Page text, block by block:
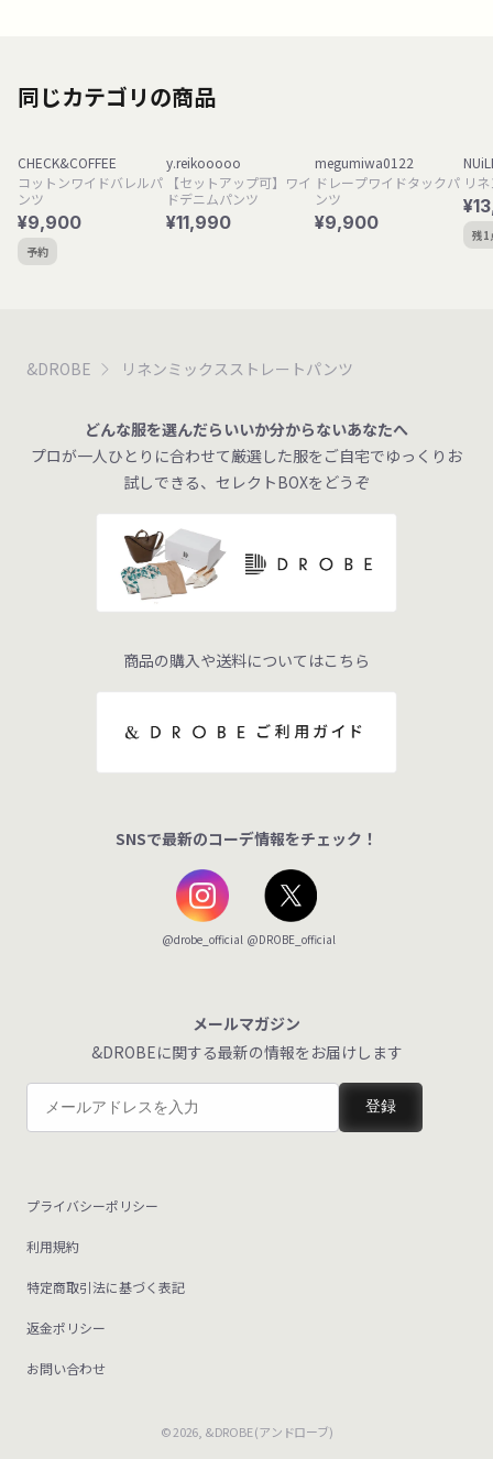
同じカテゴリの商品
CHECK&COFFEE
コットンワイドバレルパ
ンツ
¥9,900
予約
y.reikooooo
【セットアップ可】ワイ
ドデニムパンツ
¥11,990
megumiwa0122
ドレープワイドタックパ
ンツ
¥9,900
リ
残1
&DROBE リネンミックスストレートパンツ
どんな服を選んだらいいか分からないあなたへ
プロが一人ひとりに合わせて厳選した服をご自宅でゆっくりお
試しできる、セレクトBOXをどうぞ
商品の購入や送料についてはこちら
SNSで最新のコーデ情報をチェック！
@drobe_official @DROBE_official
メールマガジン
&DROBEに関する最新の情報をお届けします
登録
プライバシーポリシー
利用規約
特定商取引法に基づく表記
返金ポリシー
お問い合わせ
© 2026, &DROBE (アンドローブ)